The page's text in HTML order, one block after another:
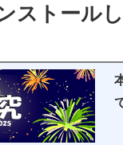
ストール